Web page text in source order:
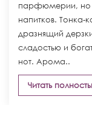
парфюмерии, но
напитков. Тонка-
дразнящий
сладостью и
нот. Арома..
Читать